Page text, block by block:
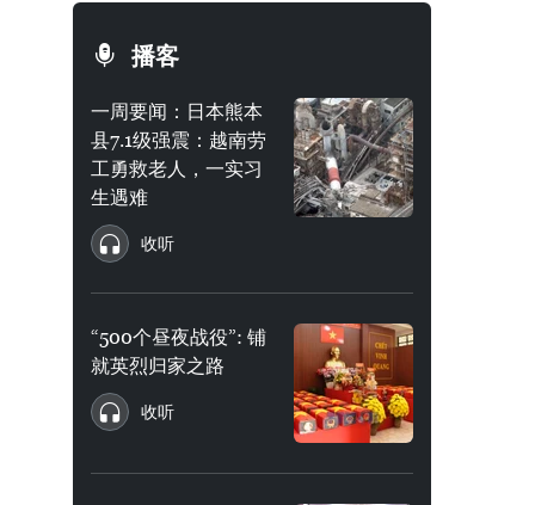
播客
一周要闻：日本熊本
县7.1级强震：越南劳
工勇救老人，一实习
生遇难
收听
“500个昼夜战役”: 铺
就英烈归家之路
收听